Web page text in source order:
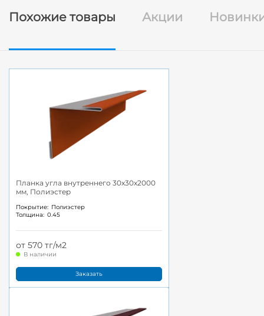
Похожие товары Акции
Планка угла внутреннего 30x30x2000
мм, Полиэстер
Покрытие: Полиэстер
Толщина: 0.45
от 570 тг/м2
В наличии
Заказать